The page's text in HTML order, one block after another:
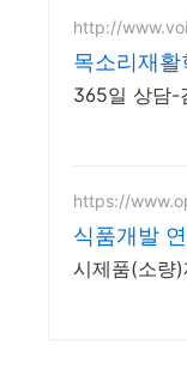
http://
목소리재활
365일 상담-
https://
식품개발
시제품(소량